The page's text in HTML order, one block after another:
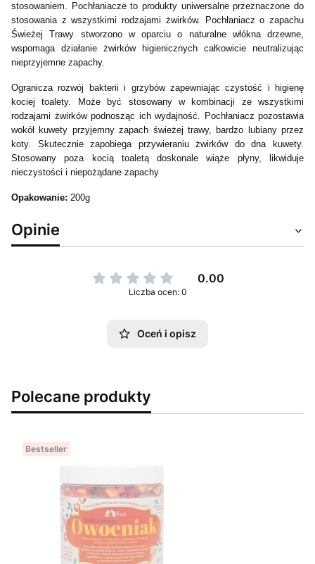
stosowaniem. Pochłaniacze to produkty uniwersalne przeznaczone do
stosowania z wszystkimi rodzajami żwirków. Pochłaniacz o zapachu
Świeżej Trawy stworzono w oparciu o naturalne włókna drzewne,
wspomaga działanie żwirków higienicznych całkowicie neutralizując
nieprzyjemne zapachy.
Ogranicza rozwój bakterii i grzybów zapewniając czystość i higienę
kociej toalety. Może być stosowany w kombinacji ze wszystkimi
rodzajami żwirków podnosząc ich wydajność. Pochłaniacz pozostawia
wokół kuwety przyjemny zapach świeżej trawy, bardzo lubiany przez
koty. Skutecznie zapobiega przywieraniu żwirków do dna kuwety.
Stosowany poza kocią toaletą doskonale wiąże płyny, likwiduje
nieczystości i niepożądane zapachy
Opakowanie: 200g
Opinie
0.00
Liczba ocen: 0
Oceń i opisz
Polecane produkty
Bestseller